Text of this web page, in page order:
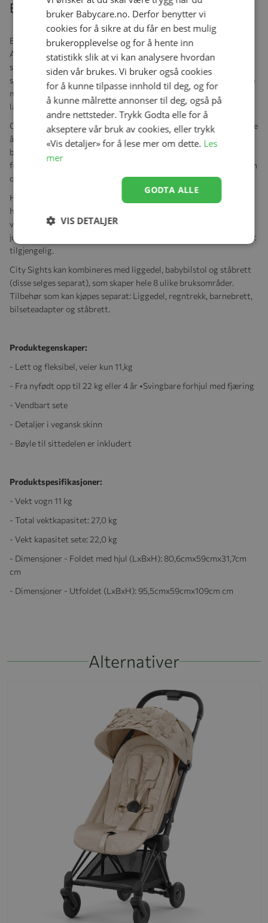
Beskrivelse
Baby Jogger City Sights har vunnet den prestisjetunge Red Dot
Award: Product Design 2022. Det er en lettkjørt vogn som har
svingbare forhjul med behagelig fjæring. En allsidig kompakt vogn
som fungerer godt på de fleste underlag. Den brettes lett sammen
med en hånd og tar ikke mye plass i f.eks. bilen eller når du skal
lagre den.
City Sights har et ergonomisk og vendbart sete slik at du kan velge
å ha det lille barnet vendt mot deg, for så å snu det forover når de
blir litt mer interessert i verden rundt seg. Kalesjen kan enkelt
forlenges ved å åpne en glidelås. Detaljer i mesh gir god ventilasjon
og selvfølgelig er alt materiale UV 50+.
Håndtaket er av teleskopmodell og justerbart i høyden for å passe
hele familien. Både håndtaket og den medfølgende bøylen har
veganske skinndetaljer som gir en luksuriøs følelse. Fotstøtten er
justerbar for god komfort og handlekurven er både romslig og lett
tilgjengelig.
City Sights kan kombineres med liggedel, babybilstol og ståbrett
(disse selges separat), som skaper hele 8 ulike bruksområder.
Tilbehør som kan kjøpes separat: Liggedel, regntrekk, barnebrett,
bilseteadapter og ståbrett.
Produktegenskaper:
- Lett og fleksibel, veier kun 11,kg
- Fra nyfødt opp til 22 kg eller 4 år •Svingbare forhjul med fjæring
- Vendbart sete
- Detaljer i vegansk skinn
- Bøyle til sittedelen er inkludert
Produktspesifikasjoner:
- Vekt vogn 11 kg
- Total vektkapasitet: 27,0 kg
- Vekt kapasitet sete: 22,0 kg
- Dimensjoner - Foldet med hjul (LxBxH): 80,6cmx59cmx31,7cm
cm
- Dimensjoner - Utfoldet (LxBxH): 95,5cmx59cmx109cm cm
Alternativer
bruker Babycare.no. Derfor benytter vi
cookies for å sikre at du får en best mulig
brukeropplevelse og for å hente inn
statistikk slik at vi kan analysere hvordan
siden vår brukes. Vi bruker også cookies
for å kunne tilpasse innhold til deg, og for
å kunne målrette annonser til deg, også på
andre nettsteder. Trykk Godta elle for å
akseptere vår bruk av cookies, eller trykk
«Vis detaljer» for å lese mer om dette. Les
mer
GODTA ALLE
VIS DETALJER